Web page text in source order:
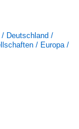
/ Deutschland /
/ Europa /